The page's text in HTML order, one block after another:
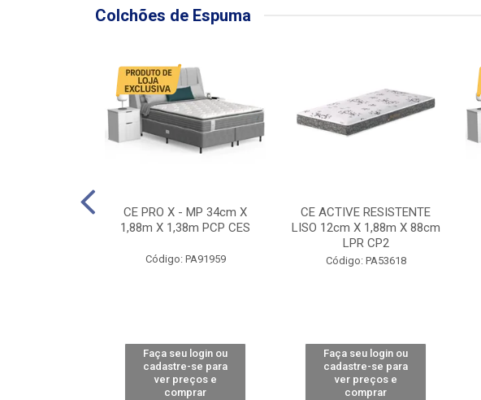
Colchões de Espuma
CE PRO X - MP 34cm X
1,88m X 1,38m PCP CES
Código: PA91959
Faça seu login ou
cadastre-se para
ver preços e
comprar
CE ACTIVE RESISTENTE
LISO 12cm X 1,88m X 88cm
LPR CP2
Código: PA53618
Faça seu login ou
cadastre-se para
ver preços e
comprar